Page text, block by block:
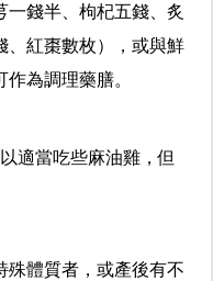
錢半、枸杞五錢、炙
、紅棗數枚），或與鮮
為調理藥膳。
適當吃些麻油雞，但
殊體質者，或產後有不